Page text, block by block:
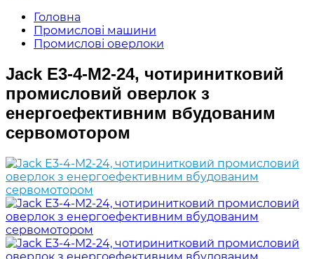
Головна
Промислові машини
Промислові оверлоки
Jack E3-4-M2-24, чотиринитковий
промисловий оверлок з
енергоефективним вбудованим
сервомотором